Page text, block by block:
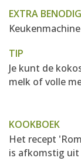
EXTRA
Keukenmachine
TIP
Je kunt de
melk of volle
KOOKBOEK
Het recept
is afkomstig uit